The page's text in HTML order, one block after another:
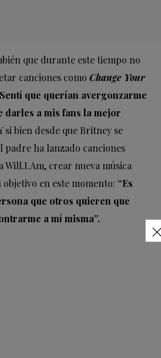
que durante este tiempo no
canciones como Change Your
que querían avergonzarme
darles a mis fans la mejor
si bien desde que Britney se
padre ha lanzado canciones
Will.I.Am, crear nueva música
objetivo en este momento: “Es
que otros quieren que
a mí misma”.